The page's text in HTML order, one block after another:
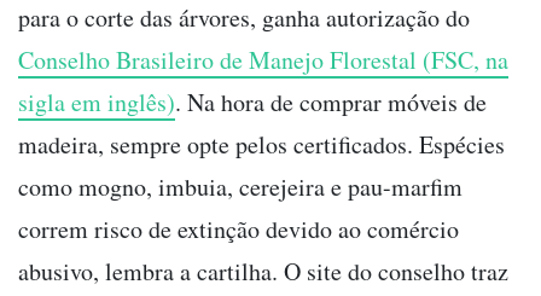
para o corte das árvores, ganha autorização do
Conselho Brasileiro de Manejo Florestal (FSC, na
sigla em inglês). Na hora de comprar móveis de
madeira, sempre opte pelos certificados. Espécies
como mogno, imbuia, cerejeira e pau-marfim
correm risco de extinção devido ao comércio
abusivo, lembra a cartilha. O site do conselho traz